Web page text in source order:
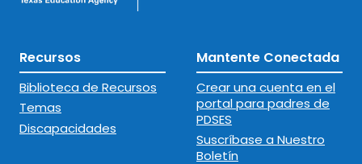
Recursos
Biblioteca de Recursos
Temas
Discapacidades
Mantente Conectada
Crear una cuenta en el
portal para padres de
PDSES
Suscríbase a Nuestro
Boletín